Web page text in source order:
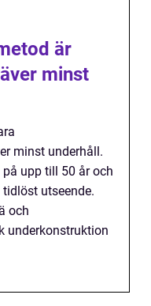
är
minst
minst underhåll.
upp till 50 år och
utseende.
och
underkonstruktion